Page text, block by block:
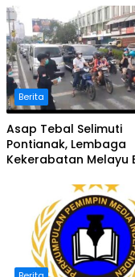
Berita
Asap Tebal Selimuti
Pontianak, Lembaga
Kekerabatan Melayu